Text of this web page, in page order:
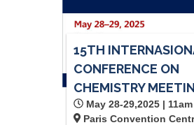
15TH
CONFERENCE ON
CHEMISTRY
May 28-29,2025 | 11am
Paris Convention